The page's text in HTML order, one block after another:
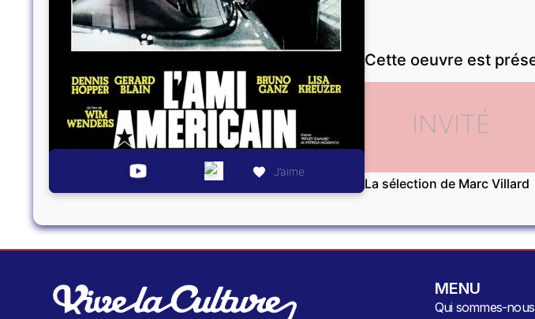
J’aime
Cette oeuvre est
INVITÉ
La sélection de Marc Villard
MENU
Qui sommes-